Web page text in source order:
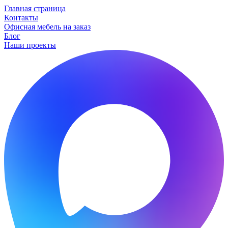
Главная страница
Контакты
Офисная мебель на заказ
Блог
Наши проекты